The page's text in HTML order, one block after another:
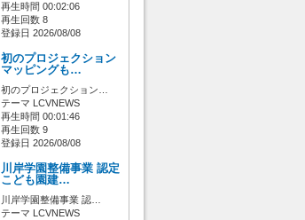
再生時間 00:02:06
再生回数 8
登録日 2026/08/08
初のプロジェクション
マッピングも…
初のプロジェクション…
テーマ LCVNEWS
再生時間 00:01:46
再生回数 9
登録日 2026/08/08
川岸学園整備事業 認定
こども園建…
川岸学園整備事業 認…
テーマ LCVNEWS